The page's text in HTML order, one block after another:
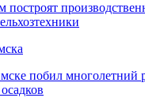
побил многолетний